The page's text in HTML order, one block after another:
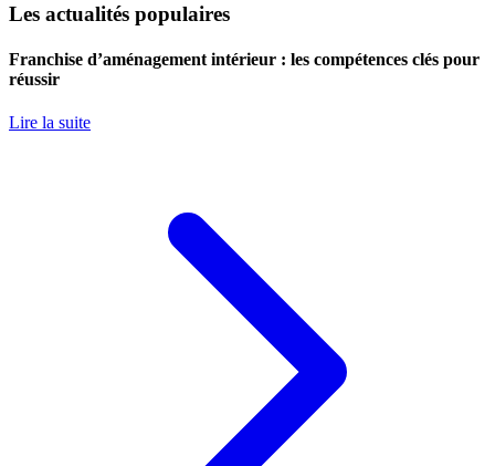
Les actualités populaires
Franchise d’aménagement intérieur : les compétences clés pour
réussir
Lire la suite